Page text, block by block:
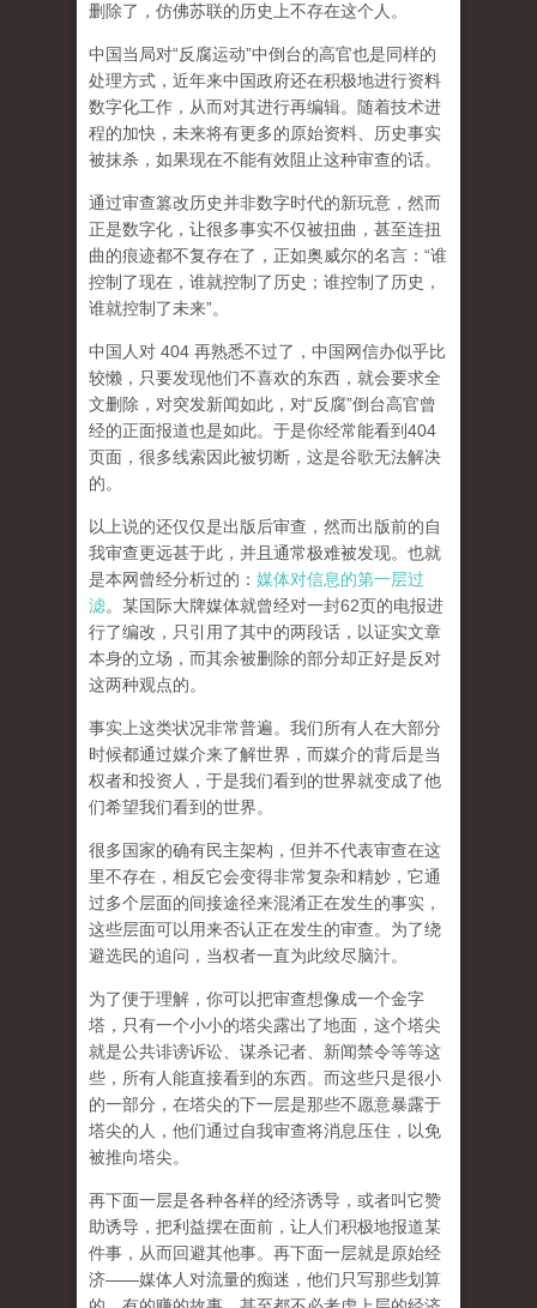
删除了，仿佛苏联的历史上不存在这个人。
中国当局对“反腐运动”中倒台的高官也是同样的
处理方式，近年来中国政府还在积极地进行资料
数字化工作，从而对其进行再编辑。随着技术进
程的加快，未来将有更多的原始资料、历史事实
被抹杀，如果现在不能有效阻止这种审查的话。
通过审查篡改历史并非数字时代的新玩意，然而
正是数字化，让很多事实不仅被扭曲，甚至连扭
曲的痕迹都不复存在了，正如奥威尔的名言：“谁
控制了现在，谁就控制了历史；谁控制了历史，
谁就控制了未来”。
中国人对 404 再熟悉不过了，中国网信办似乎比
较懒，只要发现他们不喜欢的东西，就会要求全
文删除，对突发新闻如此，对“反腐”倒台高官曾
经的正面报道也是如此。于是你经常能看到404
页面， 很多线索因此被切断，这是谷歌无法解决
的。
以上说的还仅仅是出版后审查，然而出版前的自
我审查更远甚于此，并且通常极难被发现。 也就
是本网曾经分析过的： 媒体对信息的第一层过
滤。某国际大牌媒体就曾经对一封62页的电报进
行了编改，只引用了其中的两段话，以证实文章
本身的立场，而其余被删除的部分却正好是反对
这两种观点的。
事实上这类状况非常普遍。我们所有人在大部分
时候都通过媒介来了解世界，而媒介的背后是当
权者和投资人，于是我们看到的世界就变成了他
们希望我们看到的世界。
很多国家的确有民主架构，但并不代表审查在这
里不存在，相反它会变得非常复杂和精妙，它通
过多个层面的间接途径来混淆正在发生的事实，
这些层面可以用来否认正在发生的审查。为了绕
避选民的追问，当权者一直为此绞尽脑汁。
为了便于理解，你可以把审查想像成一个金字
塔，只有一个小小的塔尖露出了地面，这个塔尖
就是公共诽谤诉讼、谋杀记者、新闻禁令等等这
些，所有人能直接看到的东西。而这些只是很小
的一部分，在塔尖的下一层是那些不愿意暴露于
塔尖的人，他们通过自我审查将消息压住，以免
被推向塔尖。
再下面一层是各种各样的经济诱导，或者叫它赞
助诱导，把利益摆在面前，让人们积极地报道某
件事，从而回避其他事。再下面一层就是原始经
济——媒体人对流量的痴迷，他们只写那些划算